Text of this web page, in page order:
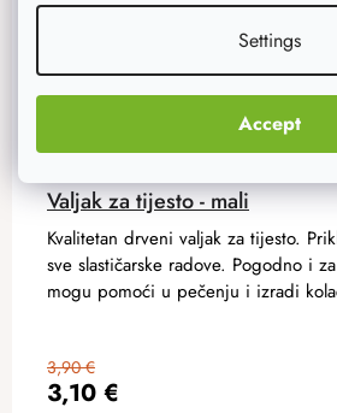
Settings
Accept
Valjak za tijesto - mali
3,10 €
3,90 €
Kvalitetan drveni valjak za tijesto.
sve slastičarske radove. Pogodno i
mogu pomoći u pečenju i izradi